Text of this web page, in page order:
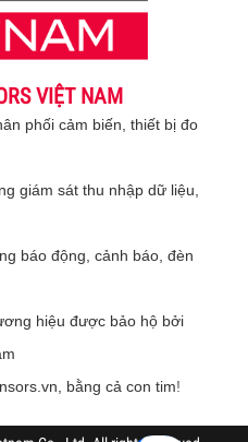
VIỆT NAM
phối cảm biến, thiết bị đo
giám sát thu nhập dữ liệu,
báo động, cảnh báo, đèn
hiệu được bảo hộ bởi
bằng cả con tim!